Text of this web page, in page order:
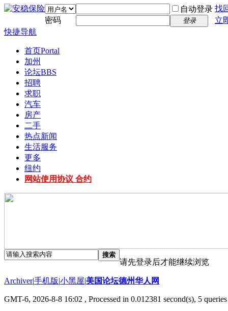
自动登录 找
密码
登录
立
快捷导航
首页Portal
加州
论坛BBS
招聘
求职
汽车
房产
二手
热点新闻
生活服务
更多
纽约
网站使用协议 合约
搜索
请先登录后才能继续浏览
Archiver|手机版|小黑屋|美国论坛德州华人网
GMT-6, 2026-8-8 16:02 , Processed in 0.012381 second(s), 5